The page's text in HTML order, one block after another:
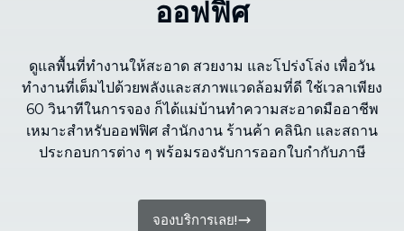
ออฟฟิศ
ดูแลพื้นที่ทำงานให้สะอาด สวยงาม และโปร่งโล่ง เพื่อวัน
ทำงานที่เต็มไปด้วยพลังและสภาพแวดล้อมที่ดี ใช้เวลาเพียง
60 วินาทีในการจอง ก็ได้แม่บ้านทำความสะอาดมืออาชีพ
เหมาะสำหรับออฟฟิศ สำนักงาน ร้านค้า คลินิก และสถาน
ประกอบการต่าง ๆ พร้อมรองรับการออกใบกำกับภาษี
จองบริการเลย!